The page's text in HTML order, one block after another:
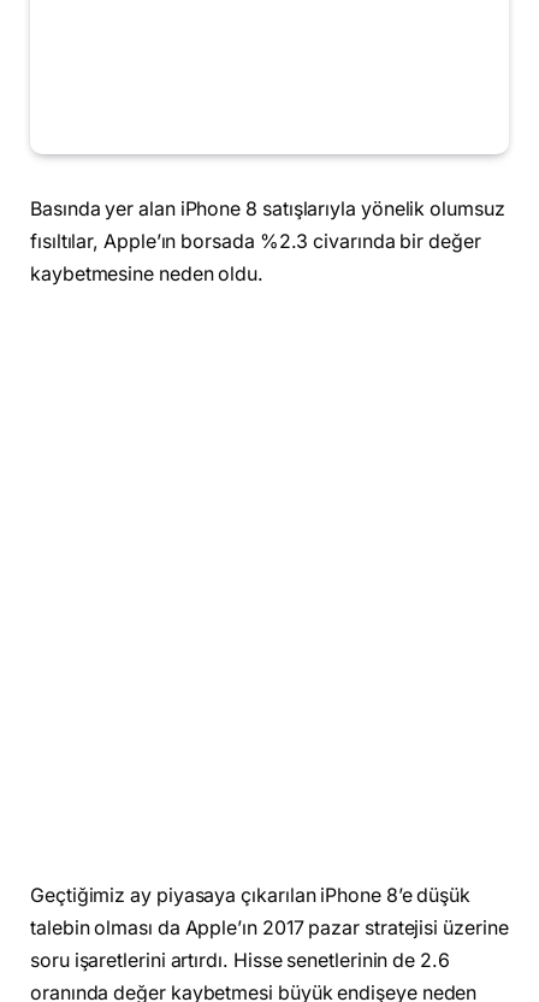
Basında yer alan iPhone 8 satışlarıyla yönelik olumsuz
fısıltılar, Apple’ın borsada %2.3 civarında bir değer
kaybetmesine neden oldu.
Geçtiğimiz ay piyasaya çıkarılan iPhone 8’e düşük
talebin olması da Apple’ın 2017 pazar stratejisi üzerine
soru işaretlerini artırdı. Hisse senetlerinin de 2.6
oranında değer kaybetmesi büyük endişeye neden